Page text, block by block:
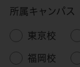
所属キャンパス
東京校
福岡校